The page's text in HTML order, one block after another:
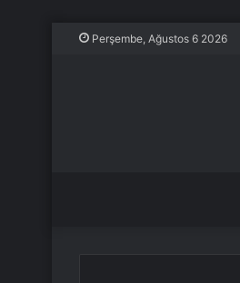
Perşembe, Ağustos 6 2026